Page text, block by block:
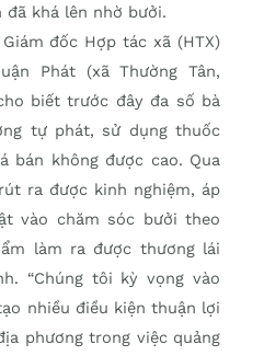
đã khá lên nhờ bưởi.
đốc Hợp tác xã (HTX)
Phát (xã Thường Tân,
biết trước đây đa số bà
tự phát, sử dụng thuốc
bán không được cao. Qua
ra được kinh nghiệm, áp
vào chăm sóc bưởi theo
làm ra được thương lái
“Chúng tôi kỳ vọng vào
nhiều điều kiện thuận lợi
phương trong việc quảng